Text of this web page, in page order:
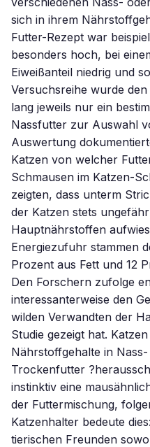
sich in ihrem
Futter-Rezept war
besonders hoch, bei
Eiweißanteil niedrig und
Versuchsreihe wurde
lang jeweils nur ein
Nassfutter zur Auswahl
Auswertung
Katzen von welcher
Schmausen im Katzen-
zeigten, dass unterm
der Katzen stets
Hauptnährstoffen
Energiezufuhr stammen
Prozent aus Fett und 12
Den Forschern zufolge
interessanterweise den
wilden Verwandten der
Studie gezeigt hat.
Nährstoffgehalte in
Trockenfutter
instinktiv eine
der Futtermischung,
Katzenhalter bedeute
tierischen Freunden